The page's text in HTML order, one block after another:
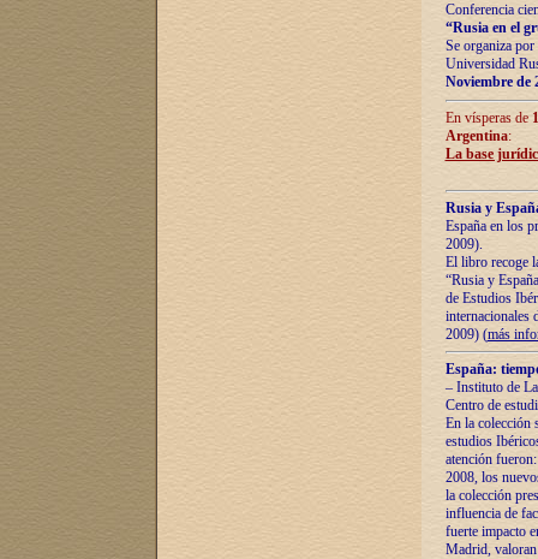
Conferencia
“Rusia en el
Se organiza
Universidad
Noviembre de
En vísperas de
Argentina:
La base
Rusia y
España en los
2009).
El libro recoge
“Rusia y
de Estudios
internacionales
2009) (más
España:
– Instituto de
Centro de
En la colección
estudios
atención
2008, los
la colección
influencia de
fuerte impacto
Madrid,